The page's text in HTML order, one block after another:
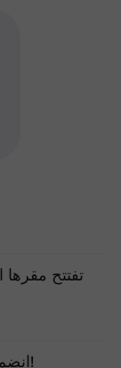
انضم إلينا في قمة متداولي الفوركس في دبي!